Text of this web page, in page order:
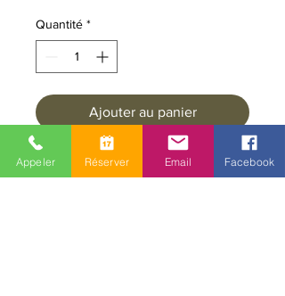
Quantité *
Ajouter au panier
Saucisses de porc, sel, poivre noir
Appeler Réserver Email Facebook